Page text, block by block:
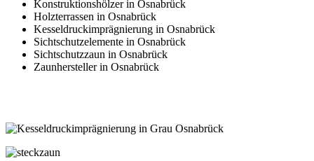
Konstruktionshölzer in Osnabrück
Holzterrassen in Osnabrück
Kesseldruckimprägnierung in Osnabrück
Sichtschutzelemente in Osnabrück
Sichtschutzzaun in Osnabrück
Zaunhersteller in Osnabrück